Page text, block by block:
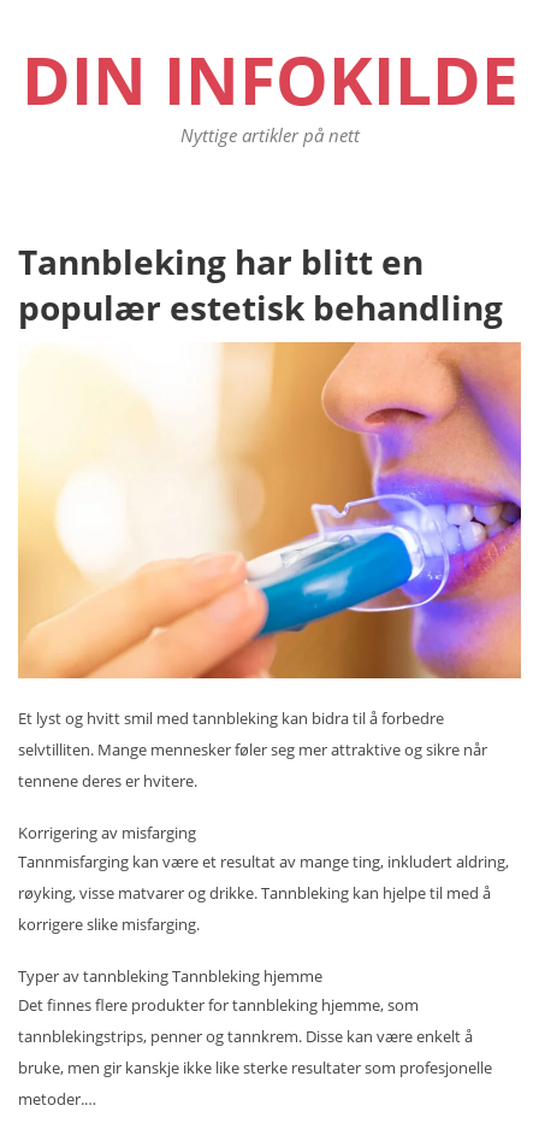
DIN INFOKILDE
Nyttige artikler på nett
Tannbleking har blitt en
populær estetisk behandling
Et lyst og hvitt smil med tannbleking kan bidra til å forbedre
selvtilliten. Mange mennesker føler seg mer attraktive og sikre når
tennene deres er hvitere.
Korrigering av misfarging
Tannmisfarging kan være et resultat av mange ting, inkludert aldring,
røyking, visse matvarer og drikke. Tannbleking kan hjelpe til med å
korrigere slike misfarging.
Typer av tannbleking Tannbleking hjemme
Det finnes flere produkter for tannbleking hjemme, som
tannblekingstrips, penner og tannkrem. Disse kan være enkelt å
bruke, men gir kanskje ikke like sterke resultater som profesjonelle
metoder.…